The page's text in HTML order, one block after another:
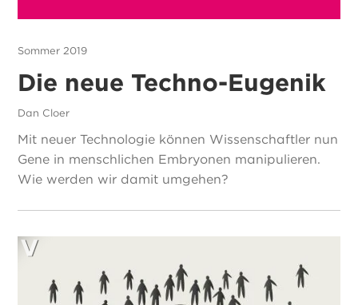
Sommer 2019
Die neue Techno-Eugenik
Dan Cloer
Mit neuer Technologie können Wissenschaftler nun
Gene in menschlichen Embryonen manipulieren.
Wie werden wir damit umgehen?